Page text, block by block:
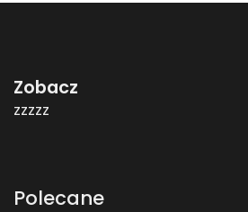
Zobacz
zzzzz
Polecane